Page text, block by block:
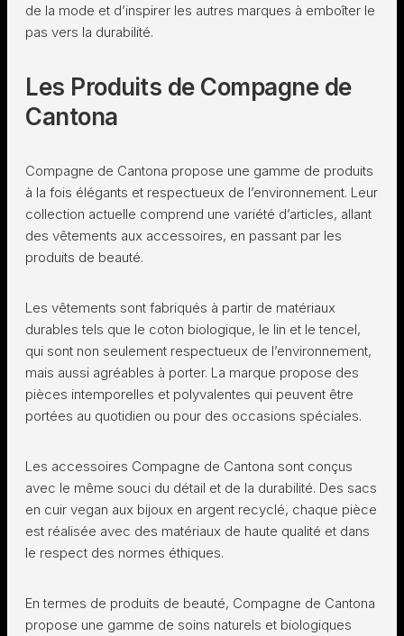
de la mode et d’inspirer les autres marques à emboîter le
pas vers la durabilité.
Les Produits de Compagne de
Cantona
Compagne de Cantona propose une gamme de produits
à la fois élégants et respectueux de l’environnement. Leur
collection actuelle comprend une variété d’articles, allant
des vêtements aux accessoires, en passant par les
produits de beauté.
Les vêtements sont fabriqués à partir de matériaux
durables tels que le coton biologique, le lin et le tencel,
qui sont non seulement respectueux de l’environnement,
mais aussi agréables à porter. La marque propose des
pièces intemporelles et polyvalentes qui peuvent être
portées au quotidien ou pour des occasions spéciales.
Les accessoires Compagne de Cantona sont conçus
avec le même souci du détail et de la durabilité. Des sacs
en cuir vegan aux bijoux en argent recyclé, chaque pièce
est réalisée avec des matériaux de haute qualité et dans
le respect des normes éthiques.
En termes de produits de beauté, Compagne de Cantona
propose une gamme de soins naturels et biologiques